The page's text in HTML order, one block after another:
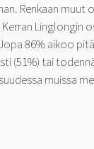
Renkaan muut
Linglongin
86% aikoo
(51%) tai
muissa